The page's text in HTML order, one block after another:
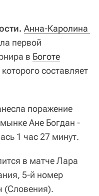
Анна-Каролина
первой
в Боготе
составляет
поражение
Ане Богдан -
1 час 27 минут.
в матче Лара
5-й номер
(Словения).